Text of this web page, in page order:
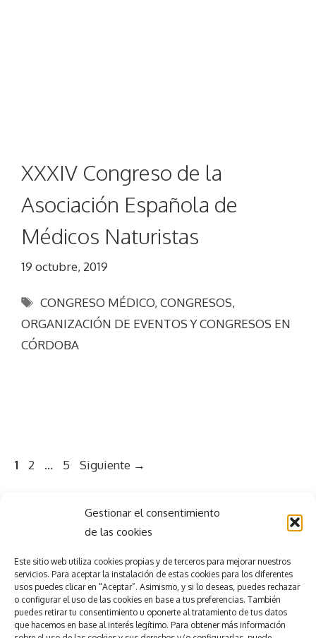
Gestionar el consentimiento
de las cookies
Este sitio web utiliza cookies propias y de terceros para mejorar nuestros
servicios. Para aceptar la instalación de estas cookies para los diferentes
usos puedes clicar en "Aceptar”. Asimismo, y si lo deseas, puedes rechazar
o configurar el uso de las cookies en base a tus preferencias. También
puedes retirar tu consentimiento u oponerte al tratamiento de tus datos
que hacemos en base al interés legítimo. Para obtener más información
XXXIV Congreso de la
Asociación Española de
Médicos Naturistas
19 octubre, 2019
Etiquetas
CONGRESO MÉDICO,CONGRESOS,
ORGANIZACIÓN DE EVENTOS Y CONGRESOS EN
CÓRDOBA
Página
1 Página
2 … Página
5 Siguiente →
Consigue eléxito